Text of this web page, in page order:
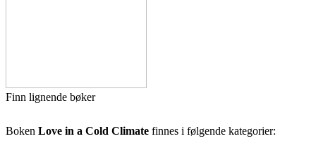
Finn lignende bøker
Boken Love in a Cold Climate finnes i følgende kategorier: